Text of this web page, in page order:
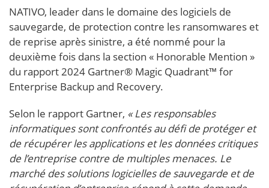
NATIVO, leader dans le domaine des logiciels de
sauvegarde, de protection contre les ransomwares et
de reprise après sinistre, a été nommé pour la
deuxième fois dans la section « Honorable Mention »
du rapport 2024 Gartner® Magic Quadrant™ for
Enterprise Backup and Recovery.
Selon le rapport Gartner, « Les responsables
informatiques sont confrontés au défi de protéger et
de récupérer les applications et les données critiques
de l’entreprise contre de multiples menaces. Le
marché des solutions logicielles de sauvegarde et de